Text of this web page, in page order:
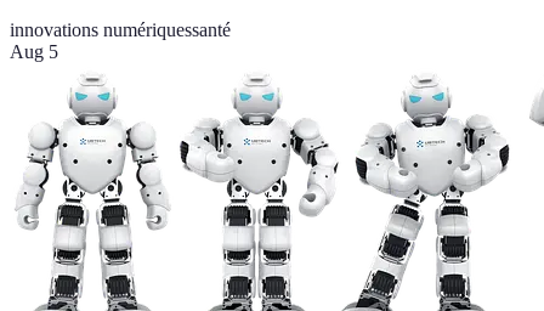
innovations numériquessanté
Aug 5